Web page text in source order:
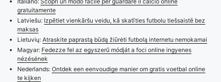
gratuitamente
Latviešu: Izpētiet vienkāršu veidu, kā skatīties futbolu tiešsaistē bez
maksas
Lietuvių: Atraskite paprastą būdą žiūrėti futbolą internetu nemokamai
Magyar: Fedezze fel az egyszerű módját a foci online ingyenes
nézésének
Nederlands: Ontdek een eenvoudige manier om gratis voetbal online
te kijken